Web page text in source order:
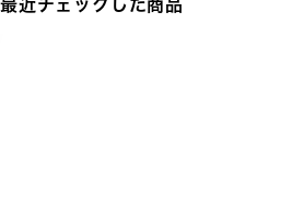
最近チェックした商品